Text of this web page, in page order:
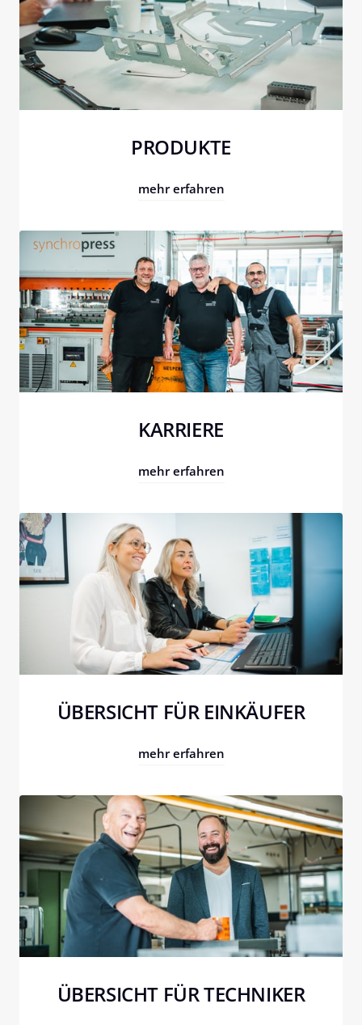
PRODUKTE
mehr erfahren
KARRIERE
mehr erfahren
ÜBERSICHT FÜR EINKÄUFER
mehr erfahren
ÜBERSICHT FÜR TECHNIKER